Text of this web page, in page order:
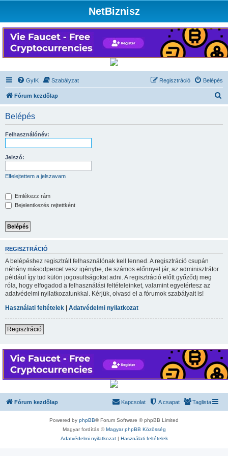
NetBiznisz
GyIK Szabályzat Belépés
Regisztráció
Fórum kezdőlap
Belépés
Felhasználónév:
Jelszó:
Elfelejtettem a jelszavam
Emlékezz rám
Bejelentkezés rejtettként
REGISZTRÁCIÓ
A belépéshez regisztrált felhasználónak kell lenned. A regisztráció csupán
néhány másodpercet vesz igénybe, de számos előnnyel jár, az adminisztrátor
például így tud külön jogosultságokat adni. A regisztráció előtt győződj meg
róla, hogy elfogadod a felhasználási feltételeinket, valamint egyetértesz az
adatvédelmi nyilatkozatunkkal. Kérjük, olvasd el a fórumok szabályait is!
Használati feltételek | Adatvédelmi nyilatkozat
Regisztráció
Fórum kezdőlap Taglista
A csapat
Kapcsolat
Powered by phpBB® Forum Software © phpBB Limited
Magyar fordítás ©Magyar phpBB Közösség
Adatvédelmi nyilatkozat| Használati feltételek